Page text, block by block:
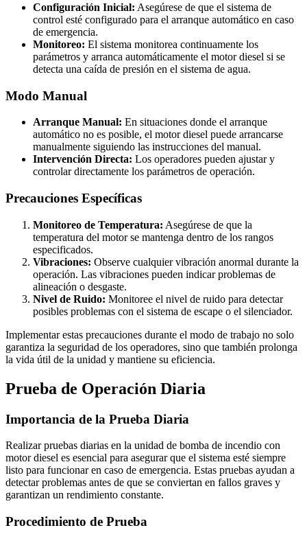
Configuración Inicial: Asegúrese de que el sistema de
control esté configurado para el arranque automático en caso
de emergencia.
Monitoreo: El sistema monitorea continuamente los
parámetros y arranca automáticamente el motor diesel si se
detecta una caída de presión en el sistema de agua.
Modo Manual
Arranque Manual: En situaciones donde el arranque
automático no es posible, el motor diesel puede arrancarse
manualmente siguiendo las instrucciones del manual.
Intervención Directa: Los operadores pueden ajustar y
controlar directamente los parámetros de operación.
Precauciones Específicas
Monitoreo de Temperatura: Asegúrese de que la
temperatura del motor se mantenga dentro de los rangos
especificados.
Vibraciones: Observe cualquier vibración anormal durante la
operación. Las vibraciones pueden indicar problemas de
alineación o desgaste.
Nivel de Ruido: Monitoree el nivel de ruido para detectar
posibles problemas con el sistema de escape o el silenciador.
Implementar estas precauciones durante el modo de trabajo no solo
garantiza la seguridad de los operadores, sino que también prolonga
la vida útil de la unidad y mantiene su eficiencia.
Prueba de Operación Diaria
Importancia de la Prueba Diaria
Realizar pruebas diarias en la unidad de bomba de incendio con
motor diesel es esencial para asegurar que el sistema esté siempre
listo para funcionar en caso de emergencia. Estas pruebas ayudan a
detectar problemas antes de que se conviertan en fallos graves y
garantizan un rendimiento constante.
Procedimiento de Prueba